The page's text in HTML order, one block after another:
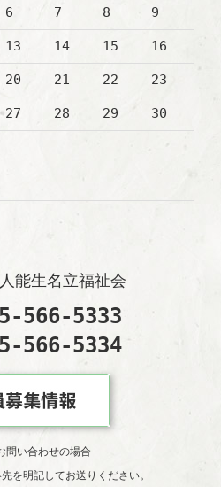
6 7 8 9
13 14 15 16
20 21 22 23
27 28 29 30
能生名立福祉会
566-5333
566-5334
問い合わせの場合
を明記してお送りください。